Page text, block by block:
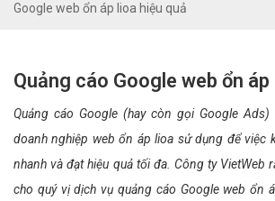
Google web ổn áp lioa hiệu quả
Quảng cáo Google web ổn
Quảng cáo Google (hay còn gọi Google
doanh nghiệp web ổn áp lioa sử dụng để việc
nhanh và đạt hiệu quả tối đa. Công ty VietWeb
cho quý vị dịch vụ quảng cáo Google web ổn